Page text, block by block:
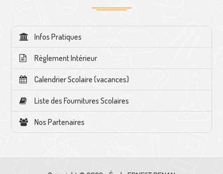
Infos Pratiques
Règlement Intérieur
Calendrier Scolaire (vacances)
Liste des Fournitures Scolaires
Nos Partenaires